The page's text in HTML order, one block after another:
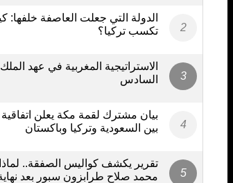
الدولة التي جعلت العاصفة خلفها:
تكسب تركيا؟
الاستراتيجية المغربية في عهد
السادس
بيان مشترك لقمة مكة يعلن اتفاقية
بين السعودية وتركيا وباكستان
تقرير يكشف كواليس الصفقة.. لماذا
محمد صلاح طرابزون سبور بعد